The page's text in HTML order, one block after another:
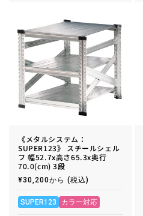
《メタルシステム：
SUPER123》 スチールシェル
フ 幅52.7x高さ65.3x奥行
70.0(cm) 3段
通
価
格
¥30,200から (税込)
SUPER123 カラー対応